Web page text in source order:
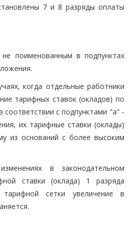
7 и 8 разряды оплаты
поименованным в подпунктах
когда отдельные работники
тарифных ставок (окладов) по
соответствии с подпунктами "а" -
их тарифные ставки (оклады)
из оснований с более высоким
в законодательном
ставки (оклада) 1 разряда
сетки увеличение в